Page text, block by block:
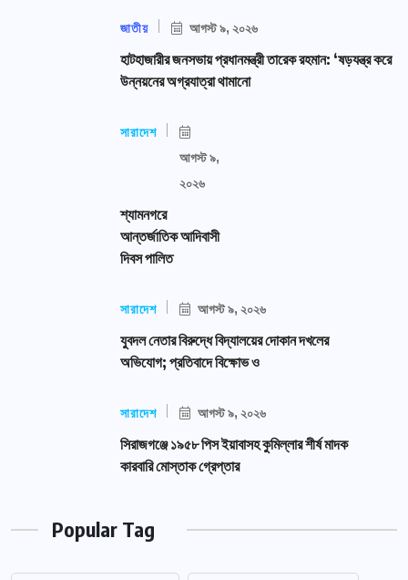
জাতীয় আগস্ট ৯, ২০২৬
হাটহাজারীর জনসভায় প্রধানমন্ত্রী তারেক রহমান: ‘ষড়যন্ত্র করে
উন্নয়নের অগ্রযাত্রা থামানো
সারাদেশ
আগস্ট ৯,
২০২৬
শ্যামনগরে
আন্তর্জাতিক আদিবাসী
দিবস পালিত
সারাদেশ আগস্ট ৯, ২০২৬
যুবদল নেতার বিরুদ্ধে বিদ্যালয়ের দোকান দখলের
অভিযোগ; প্রতিবাদে বিক্ষোভ ও
সারাদেশ আগস্ট ৯, ২০২৬
সিরাজগঞ্জে ১৯৫৮ পিস ইয়াবাসহ কুমিল্লার শীর্ষ মাদক
কারবারি মোস্তাক গ্রেপ্তার
Popular Tag